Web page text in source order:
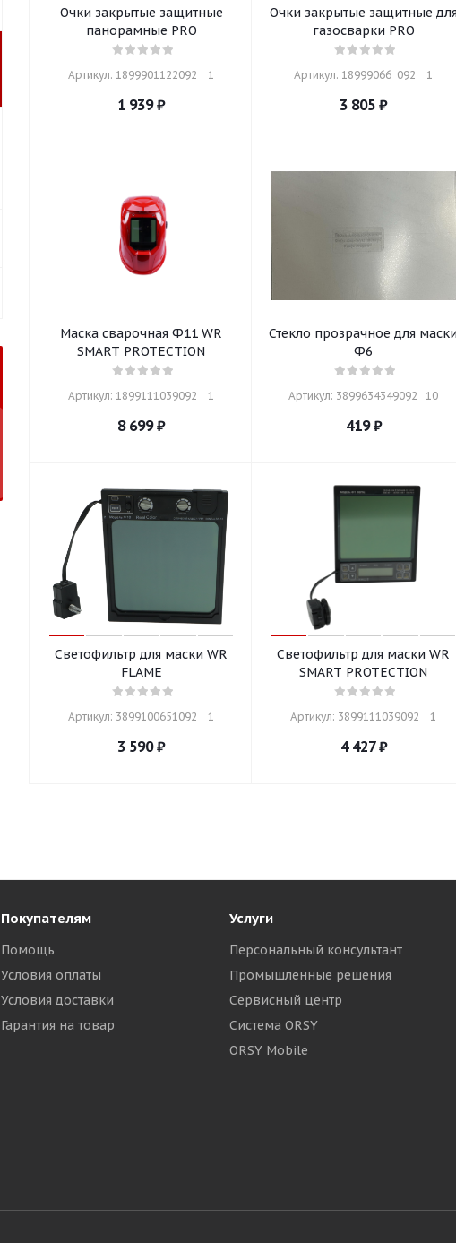
Очки закрытые защитные
панорамные PRO
Артикул: 1899901122092    1
1 939₽
Очки закрытые защитные для
газосварки PRO
Артикул: 18999066  092    1
3 805 ₽
Маска сварочная Ф11 WR
SMART PROTECTION
Артикул: 1899111039092    1
8 699₽
Стекло прозрачное для маски
Ф6
Артикул: 3899634349092   10
419₽
Светофильтр для маски WR
FLAME
Артикул: 3899100651092    1
3 590₽
Светофильтр для маски WR
SMART PROTECTION
Артикул: 3899111039092    1
4 427₽
Покупателям
Помощь
Условия оплаты
Условия доставки
Гарантия на товар
Услуги
Персональный консультант
Промышленные решения
Сервисный центр
Система ORSY
ORSY Mobile